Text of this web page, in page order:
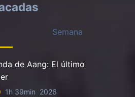
Semana
de Aang: El último
1h 39min 2026